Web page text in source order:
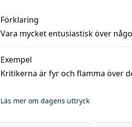
Förklaring
Vara mycket entusiastisk över
Exempel
Kritikerna är fyr och flamma över
Läs mer om dagens uttryck